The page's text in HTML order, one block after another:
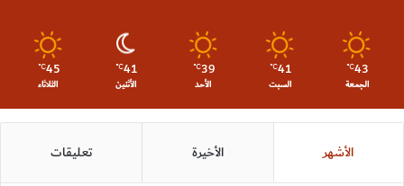
43
℃
الجمعة
41
℃
السبت
39
℃
الأحد
41
℃
الأثنين
45
℃
الثلاثاء
الأشهر الأخيرة تعليقات